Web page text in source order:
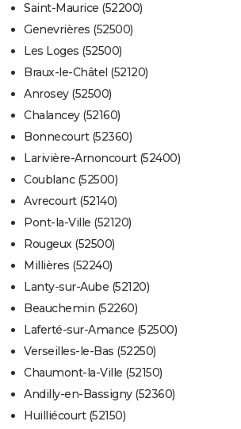
Saint-Maurice (52200)
Genevrières (52500)
Les Loges (52500)
Braux-le-Châtel (52120)
Anrosey (52500)
Chalancey (52160)
Bonnecourt (52360)
Larivière-Arnoncourt (52400)
Coublanc (52500)
Avrecourt (52140)
Pont-la-Ville (52120)
Rougeux (52500)
Millières (52240)
Lanty-sur-Aube (52120)
Beauchemin (52260)
Laferté-sur-Amance (52500)
Verseilles-le-Bas (52250)
Chaumont-la-Ville (52150)
Andilly-en-Bassigny (52360)
Huilliécourt (52150)